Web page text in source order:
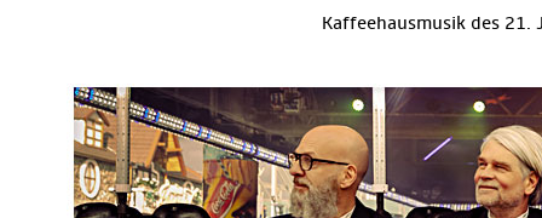
Kaffeehausmusik des 21.